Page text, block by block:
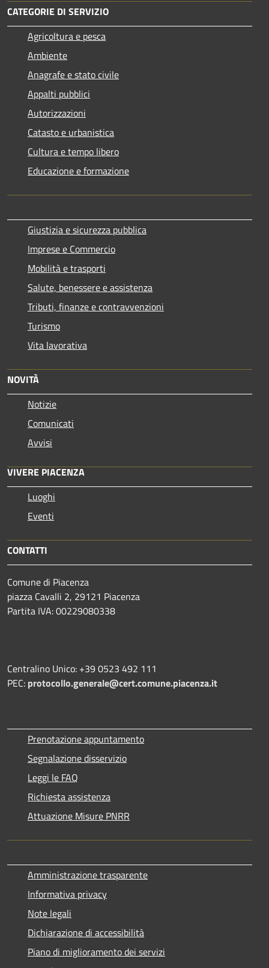
CATEGORIE DI SERVIZIO
Agricoltura e pesca
Ambiente
Anagrafe e stato civile
Appalti pubblici
Autorizzazioni
Catasto e urbanistica
Cultura e tempo libero
Educazione e formazione
Giustizia e sicurezza pubblica
Imprese e Commercio
Mobilità e trasporti
Salute, benessere e assistenza
Tributi, finanze e contravvenzioni
Turismo
Vita lavorativa
NOVITÀ
Notizie
Comunicati
Avvisi
VIVERE PIACENZA
Luoghi
Eventi
CONTATTI
Comune di Piacenza
piazza Cavalli 2, 29121 Piacenza
Partita IVA: 00229080338
Centralino Unico: +39 0523 492 111
PEC: protocollo.generale@cert.comune.piacenza.it
Prenotazione appuntamento
Segnalazione disservizio
Leggi le FAQ
Richiesta assistenza
Attuazione Misure PNRR
Amministrazione trasparente
Informativa privacy
Note legali
Dichiarazione di accessibilità
Piano di miglioramento dei servizi